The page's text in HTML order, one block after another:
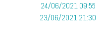
24/06/2021 09:55
23/06/2021 21:30